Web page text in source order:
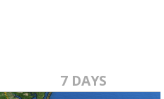
7 DAYS